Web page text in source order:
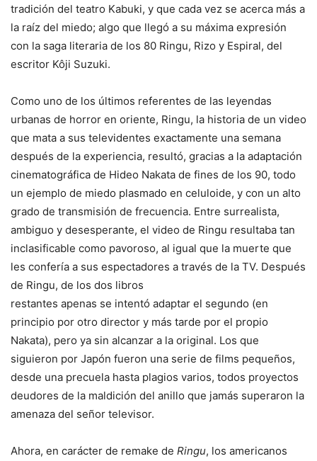
tradición del teatro Kabuki, y que cada vez se acerca más a
la raíz del miedo; algo que llegó a su máxima expresión
con la saga literaria de los 80 Ringu, Rizo y Espiral, del
escritor Kôji Suzuki.
Como uno de los últimos referentes de las leyendas
urbanas de horror en oriente, Ringu, la historia de un video
que mata a sus televidentes exactamente una semana
después de la experiencia, resultó, gracias a la adaptación
cinematográfica de Hideo Nakata de fines de los 90, todo
un ejemplo de miedo plasmado en celuloide, y con un alto
grado de transmisión de frecuencia. Entre surrealista,
ambiguo y desesperante, el video de Ringu resultaba tan
inclasificable como pavoroso, al igual que la muerte que
les confería a sus espectadores a través de la TV. Después
de Ringu, de los dos libros
restantes apenas se intentó adaptar el segundo (en
principio por otro director y más tarde por el propio
Nakata), pero ya sin alcanzar a la original. Los que
siguieron por Japón fueron una serie de films pequeños,
desde una precuela hasta plagios varios, todos proyectos
deudores de la maldición del anillo que jamás superaron la
amenaza del señor televisor.
Ahora, en carácter de remake de Ringu, los americanos